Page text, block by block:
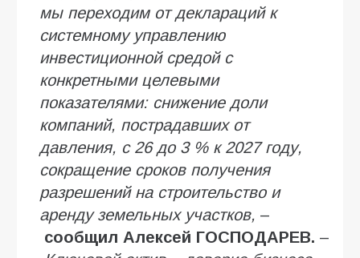
мы переходим от деклараций к
системному управлению
инвестиционной средой с
конкретными целевыми
показателями: снижение доли
компаний, пострадавших от
давления, с 26 до 3 % к 2027 году,
сокращение сроков получения
разрешений на строительство и
аренду земельных участков, –
сообщил Алексей ГОСПОДАРЕВ. –